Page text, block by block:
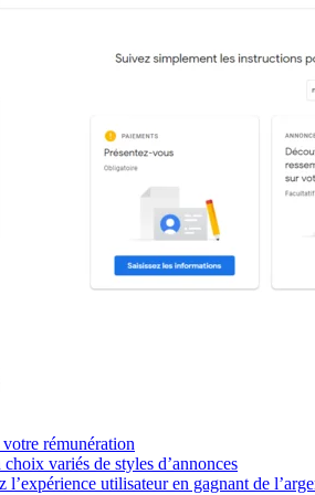
rémunération
variés de styles d’annonces
l’expérience utilisateur en gagnant de